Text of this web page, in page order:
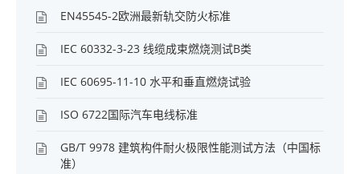
EN45545-2欧洲最新轨交防火标准
IEC 60332-3-23 线缆成束燃烧测试B类
IEC 60695-11-10 水平和垂直燃烧试验
ISO 6722国际汽车电线标准
GB/T 9978 建筑构件耐火极限性能测试方法（中国标
准）